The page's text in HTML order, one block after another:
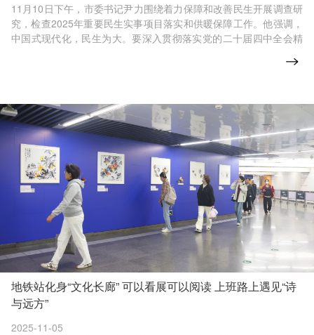
11月10日下午，市委书记尹力围绕着力保障和改善民生开展调查研
究，检查2025年重要民生实事项目落实和供暖保障工作。他强调，
中国式现代化，民生为大。要深入贯彻落实党的二十届四中全会精
上，紧紧围绕“七有”“五性”，用心用情解决好群众急难愁盼问题，不
地铁站化身“文化长廊” 可以看展可以阅读 上班路上遇见“诗
与远方”
2025-11-05